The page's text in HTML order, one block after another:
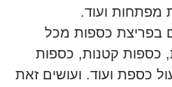
מפתחות ועוד.
בפריצת כספות מכל
כספות קטנות, כספות
כספת ועוד. ועושים זאת